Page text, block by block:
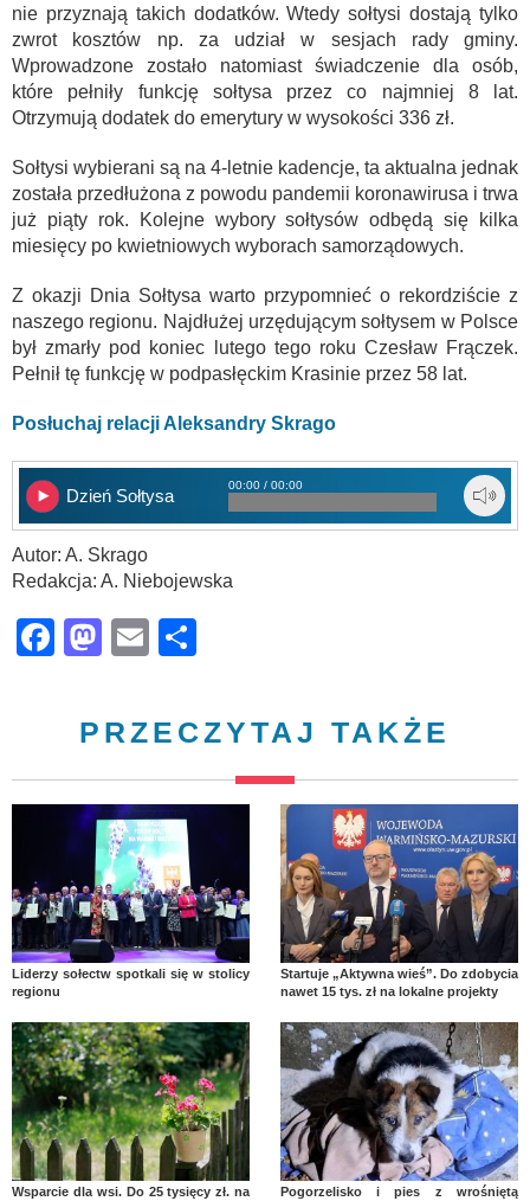
nie przyznają takich dodatków. Wtedy sołtysi dostają tylko
zwrot kosztów np. za udział w sesjach rady gminy.
Wprowadzone zostało natomiast świadczenie dla osób,
które pełniły funkcję sołtysa przez co najmniej 8 lat.
Otrzymują dodatek do emerytury w wysokości 336 zł.
Sołtysi wybierani są na 4-letnie kadencje, ta aktualna jednak
została przedłużona z powodu pandemii koronawirusa i trwa
już piąty rok. Kolejne wybory sołtysów odbędą się kilka
miesięcy po kwietniowych wyborach samorządowych.
Z okazji Dnia Sołtysa warto przypomnieć o rekordziście z
naszego regionu. Najdłużej urzędującym sołtysem w Polsce
był zmarły pod koniec lutego tego roku Czesław Frączek.
Pełnił tę funkcję w podpasłęckim Krasinie przez 58 lat.
Posłuchaj relacji Aleksandry Skrago
Dzień Sołtysa
00:00 / 00:00
Autor: A. Skrago
Redakcja: A. Niebojewska
Facebook
Mastodon
Email
PRZECZYTAJ TAKŻE
Liderzy sołectw spotkali się w stolicy
regionu
Startuje „Aktywna wieś”. Do zdobycia
nawet 15 tys. zł na lokalne projekty
Wsparcie dla wsi. Do 25 tysięcy zł. na
Pogorzelisko i pies z wrośniętą